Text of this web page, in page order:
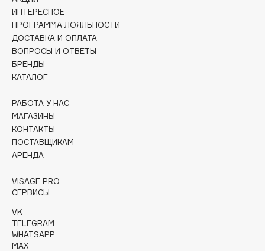
Collagenina
Consly
Corimo
CosRX
Cunzite
Curaprox
d'Alba
DARLING*
Darphin
ИНТЕРЕСНОЕ
ПРОГРАММА ЛОЯЛЬНОСТИ
ДОСТАВКА И ОПЛАТА
ВОПРОСЫ И ОТВЕТЫ
БРЕНДЫ
КАТАЛОГ
РАБОТА У НАС
МАГАЗИНЫ
КОНТАКТЫ
ПОСТАВЩИКАМ
АРЕНДА
VISAGE PRO
СЕРВИСЫ
VK
TELEGRAM
WHATSAPP
MAX